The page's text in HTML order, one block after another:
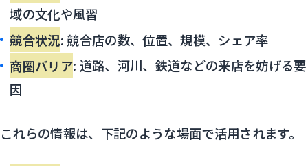
域の文化や風習
競合状況: 競合店の数、位置、規模、シェア率
商圏バリア: 道路、河川、鉄道などの来店を妨げる要
因
これらの情報は、下記のような場面で活用されます。